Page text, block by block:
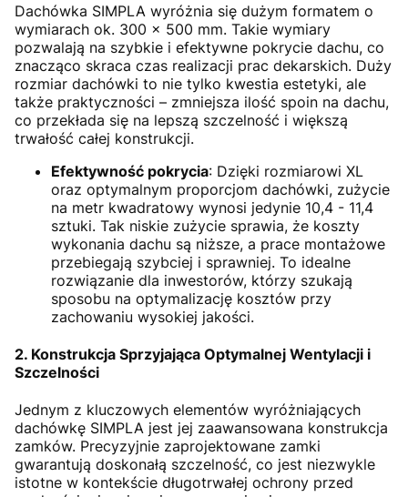
Dachówka SIMPLA wyróżnia się dużym formatem o
wymiarach ok. 300 x 500 mm. Takie wymiary
pozwalają na szybkie i efektywne pokrycie dachu, co
znacząco skraca czas realizacji prac dekarskich. Duży
rozmiar dachówki to nie tylko kwestia estetyki, ale
także praktyczności – zmniejsza ilość spoin na dachu,
co przekłada się na lepszą szczelność i większą
trwałość całej konstrukcji.
Efektywność pokrycia: Dzięki rozmiarowi XL
oraz optymalnym proporcjom dachówki, zużycie
na metr kwadratowy wynosi jedynie 10,4 - 11,4
sztuki. Tak niskie zużycie sprawia, że koszty
wykonania dachu są niższe, a prace montażowe
przebiegają szybciej i sprawniej. To idealne
rozwiązanie dla inwestorów, którzy szukają
sposobu na optymalizację kosztów przy
zachowaniu wysokiej jakości.
2. Konstrukcja Sprzyjająca Optymalnej Wentylacji i
Szczelności
Jednym z kluczowych elementów wyróżniających
dachówkę SIMPLA jest jej zaawansowana konstrukcja
zamków. Precyzyjnie zaprojektowane zamki
gwarantują doskonałą szczelność, co jest niezwykle
istotne w kontekście długotrwałej ochrony przed